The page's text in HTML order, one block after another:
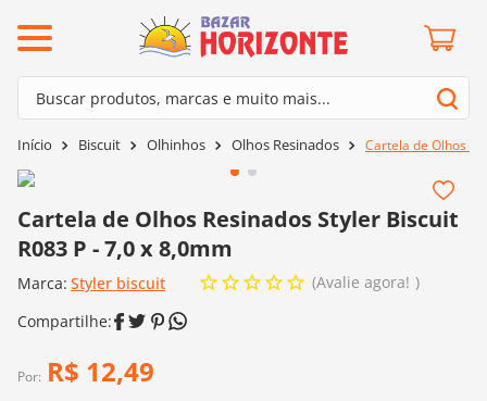
Buscar produtos, marcas e muito mais...
Biscuit Olhinhos Olhos Resinados Cartela de Olhos
Cartela de Olhos Resinados Styler Biscuit
R083 P - 7,0 x 8,0mm
Marca: Styler biscuit Avalie agora!
Por: R$ 12,49
Termos mais buscados
3º kit amigurumi
4º agulha crochê
5º fio amigurumi
mais buscados
barroco
mollet
kit amigurumi
agulha crochê
fio amigurumi
euroroma